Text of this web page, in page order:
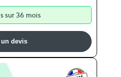
sur 36 mois
un devis